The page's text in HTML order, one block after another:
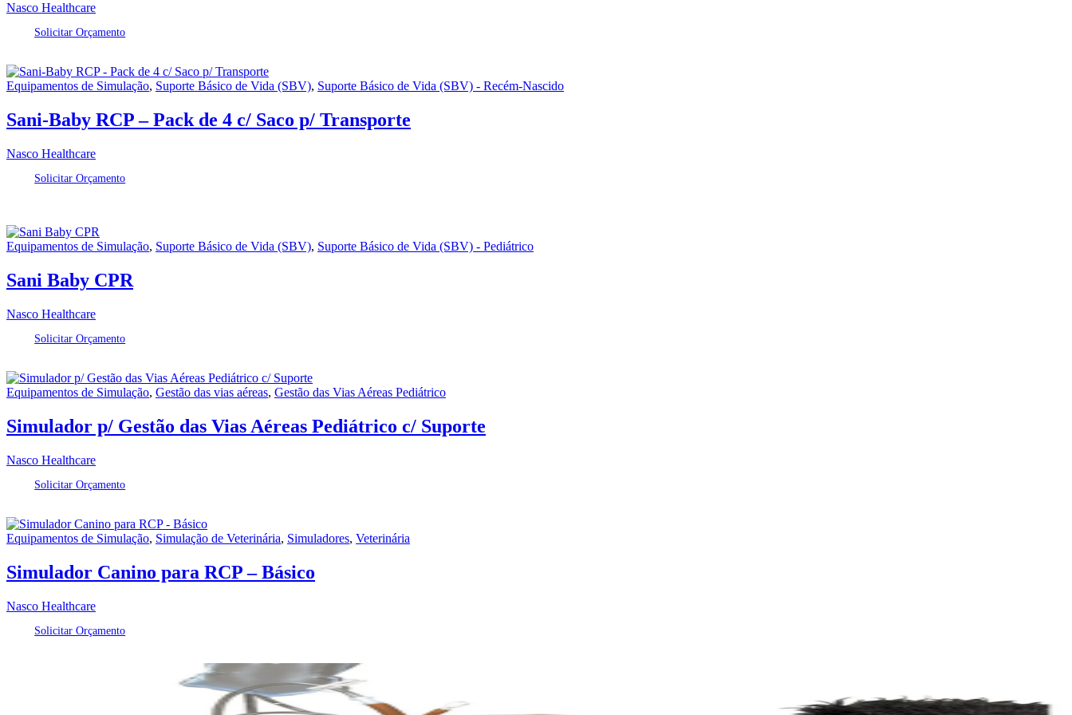
Nasco Healthcare
Solicitar Orçamento
Equipamentos de Simulação, Suporte Básico de Vida (SBV), Suporte Básico de Vida (SBV) - Recém-Nascido
Sani-Baby RCP – Pack de 4 c/ Saco p/ Transporte
Nasco Healthcare
Solicitar Orçamento
Equipamentos de Simulação, Suporte Básico de Vida (SBV), Suporte Básico de Vida (SBV) - Pediátrico
Sani Baby CPR
Nasco Healthcare
Solicitar Orçamento
Equipamentos de Simulação, Gestão das vias aéreas, Gestão das Vias Aéreas Pediátrico
Simulador p/ Gestão das Vias Aéreas Pediátrico c/ Suporte
Nasco Healthcare
Solicitar Orçamento
Equipamentos de Simulação, Simulação de Veterinária, Simuladores, Veterinária
Simulador Canino para RCP – Básico
Nasco Healthcare
Solicitar Orçamento